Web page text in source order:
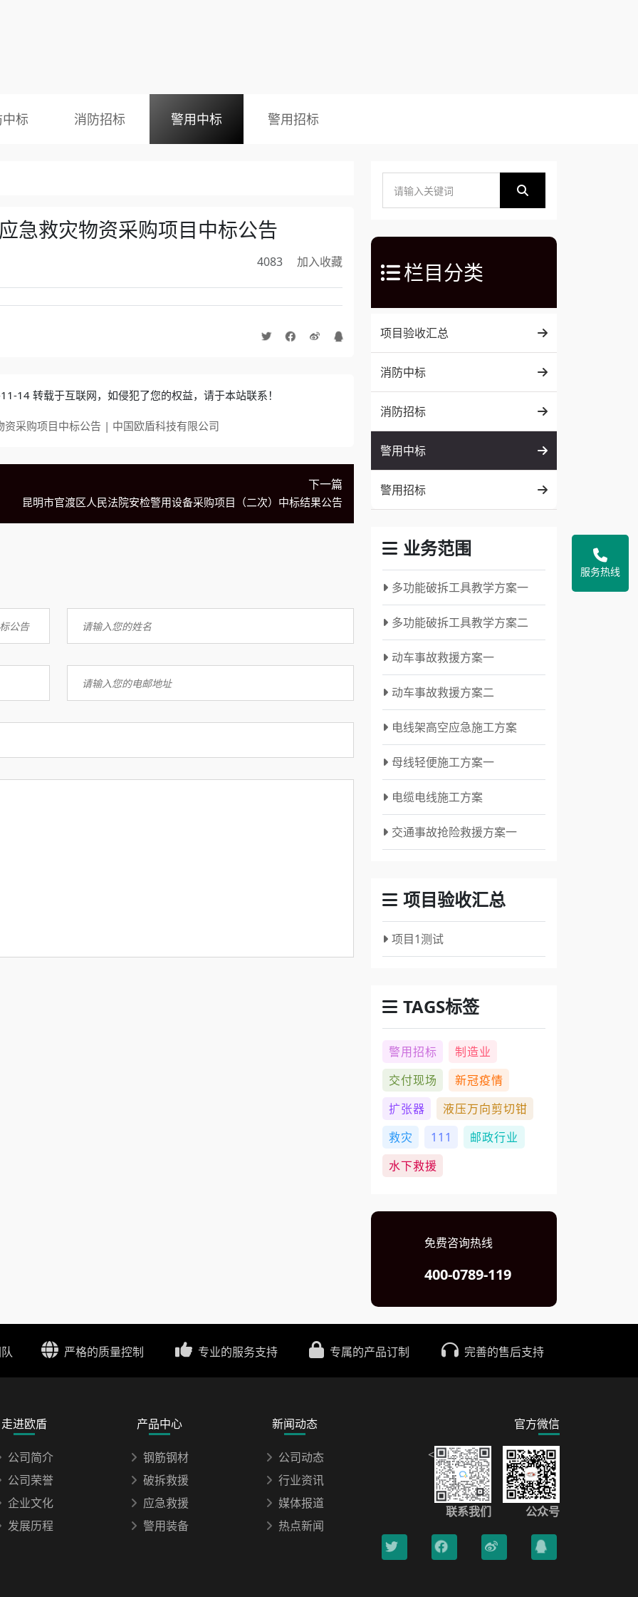
标 消防招标 警用中标 警用招标
急救灾物资采购项目中标公告
4083 加入收藏
14 转载于互联网，如侵犯了您的权益，请于本站联系！
采购项目中标公告 | 中国欧盾科技有限公司
下一篇
昆明市官渡区人民法院安检警用设备采购项目（二次）中标结果公告
栏目分类
项目验收汇总
消防中标
消防招标
警用中标
警用招标
业务范围
多功能破拆工具教学方案一
多功能破拆工具教学方案二
动车事故救援方案一
动车事故救援方案二
电线架高空应急施工方案
母线轻便施工方案一
电缆电线施工方案
交通事故抢险救援方案一
项目验收汇总
项目1测试
TAGS标签
警用招标
制造业
交付现场
新冠疫情
扩张器
液压万向剪切钳
救灾
111
邮政行业
水下救援
免费咨询热线
400-0789-119
严格的质量控制 专业的服务支持 专属的产品订制 完善的售后支持
走进欧盾
公司简介
公司荣誉
企业文化
发展历程
产品中心
钢筋钢材
破拆救援
应急救援
警用装备
新闻动态
公司动态
行业资讯
媒体报道
热点新闻
官方微信
<
联系我们 公众号
服务热线